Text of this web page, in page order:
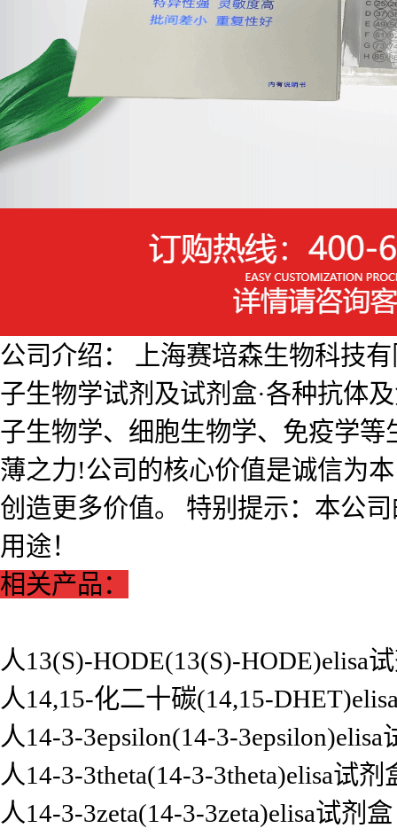
公司介绍： 上海赛培森生物科技有
子生物学试剂及试剂盒·各种抗体
子生物学、细胞生物学、免疫学
薄之力!公司的核心价值是诚信为
创造更多价值。 特别提示：本公
用途！
相关产品：
人13(S)-HODE(13(S)-HODE)elisa
人14,15-化二十碳(14,15-
人14-3-3epsilon(14-3-3epsilon)elisa
人14-3-3theta(14-3-3theta)elisa试剂
人14-3-3zeta(14-3-3zeta)elisa试剂盒